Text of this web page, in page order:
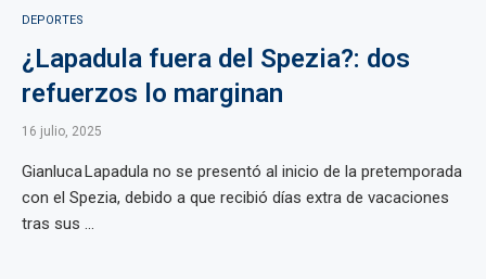
DEPORTES
¿Lapadula fuera del Spezia?: dos
refuerzos lo marginan
16 julio, 2025
Gianluca Lapadula no se presentó al inicio de la pretemporada
con el Spezia, debido a que recibió días extra de vacaciones
tras sus ...